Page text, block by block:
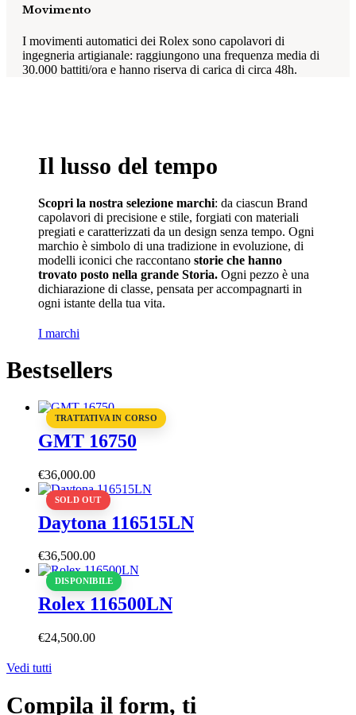
Movimento
I movimenti automatici dei Rolex sono capolavori di
ingegneria artigianale: raggiungono una frequenza media di
30.000 battiti/ora e hanno riserva di carica di circa 48h.
Il lusso del tempo
Scopri la nostra selezione marchi: da ciascun Brand
capolavori di precisione e stile, forgiati con materiali
pregiati e caratterizzati da un design senza tempo. Ogni
marchio è simbolo di una tradizione in evoluzione, di
modelli iconici che raccontano storie che hanno
trovato posto nella grande Storia. Ogni pezzo è una
dichiarazione di classe, pensata per accompagnarti in
ogni istante della tua vita.
I marchi
Bestsellers
TRATTATIVA IN CORSO
GMT 16750
€36,000.00
SOLD OUT
Daytona 116515LN
€36,500.00
DISPONIBILE
Rolex 116500LN
€24,500.00
Vedi tutti
Compila il form, ti